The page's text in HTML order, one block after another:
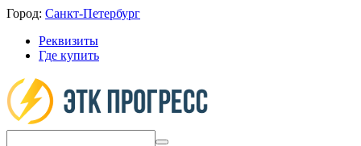
Город: Санкт-Петербург
Реквизиты
Где купить